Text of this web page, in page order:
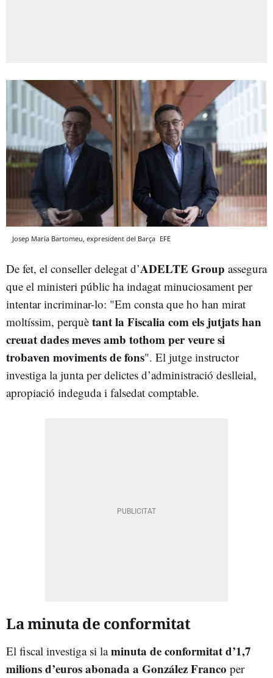
Josep Maria Bartomeu, expresident del Barça EFE
De fet, el conseller delegat d’ADELTE Group assegura
que el ministeri públic ha indagat minuciosament per
intentar incriminar-lo: "Em consta que ho han mirat
moltíssim, perquè tant la Fiscalia com els jutjats han
creuat dades meves amb tothom per veure si
trobaven moviments de fons". El jutge instructor
investiga la junta per delictes d’administració deslleial,
apropiació indeguda i falsedat comptable.
La minuta de conformitat
El fiscal investiga si laminuta de conformitat d’1,7
milions d’euros abonada a González Franco per